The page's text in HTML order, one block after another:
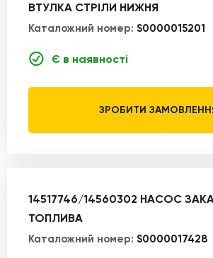
ВТУЛКА СТРІЛИ НИЖНЯ
Каталожний номер: S0000015201
Є в наявності
ЗРОБИТИ
14517746/14560302 НАСОС
ТОПЛИВА
Каталожний номер: S0000017428